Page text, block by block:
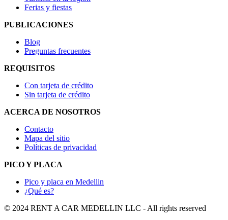
Ferias y fiestas
PUBLICACIONES
Blog
Preguntas frecuentes
REQUISITOS
Con tarjeta de crédito
Sin tarjeta de crédito
ACERCA DE NOSOTROS
Contacto
Mapa del sitio
Políticas de privacidad
PICO Y PLACA
Pico y placa en Medellin
¿Qué es?
© 2024 RENT A CAR MEDELLIN LLC - All rights reserved